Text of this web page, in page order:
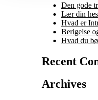
Den gode
Lær din
Hvad er
Berigelse
Hvad du
Recent
Archives